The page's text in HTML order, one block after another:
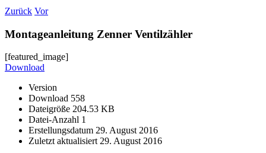
Zurück Vor
Montageanleitung Zenner Ventilzähler
[featured_image]
Download
Version
Download 558
Dateigröße 204.53 KB
Datei-Anzahl 1
Erstellungsdatum 29. August 2016
Zuletzt aktualisiert29. August 2016